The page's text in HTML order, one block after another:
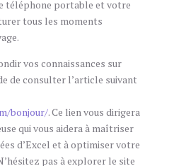
téléphone portable et votre
tous les moments
vos connaissances sur
de consulter l’article suivant
bonjour/. Ce lien vous dirigera
qui vous aidera à maîtriser
d’Excel et à optimiser votre
pas à explorer le site